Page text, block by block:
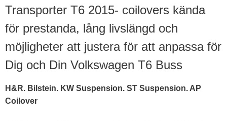
Transporter T6 2015- coilovers kända
för prestanda, lång livslängd och
möjligheter att justera för att anpassa för
Dig och Din Volkswagen T6 Buss
H&R. Bilstein. KW Suspension. ST Suspension. AP
Coilover